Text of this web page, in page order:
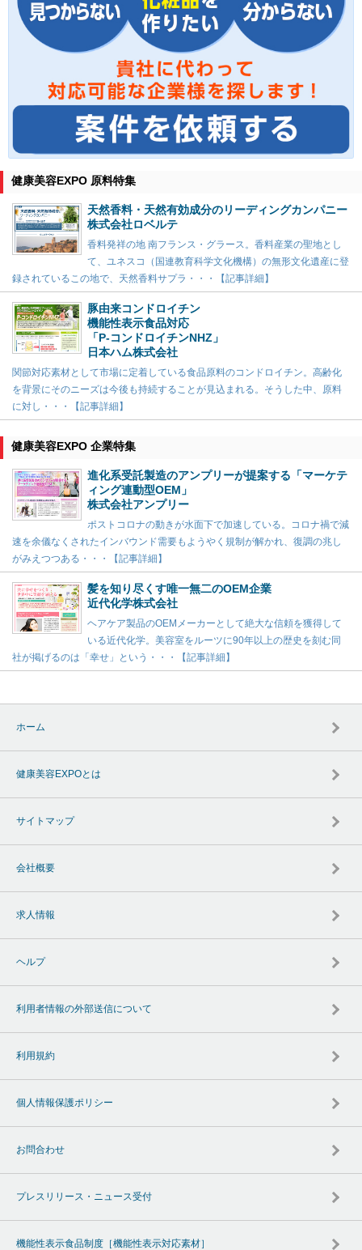
健康美容EXPO 原料特集
天然香料・天然有効成分のリーディングカンパニー
株式会社ロベルテ
香料発祥の地 南フランス・グラース。香料産業の聖地とし
て、ユネスコ（国連教育科学文化機構）の無形文化遺産に登
録されているこの地で、天然香料サプラ・・・【記事詳細】
豚由来コンドロイチン
機能性表示食品対応
「P-コンドロイチンNHZ」
日本ハム株式会社
関節対応素材として市場に定着している食品原料のコンドロイチン。高齢化
を背景にそのニーズは今後も持続することが見込まれる。そうした中、原料
に対し・・・【記事詳細】
健康美容EXPO 企業特集
進化系受託製造のアンプリーが提案する「マーケテ
ィング連動型OEM」
株式会社アンプリー
ポストコロナの動きが水面下で加速している。コロナ禍で減
速を余儀なくされたインバウンド需要もようやく規制が解かれ、復調の兆し
がみえつつある・・・【記事詳細】
髪を知り尽くす唯一無二のOEM企業
近代化学株式会社
ヘアケア製品のOEMメーカーとして絶大な信頼を獲得して
いる近代化学。美容室をルーツに90年以上の歴史を刻む同
社が掲げるのは「幸せ」という・・・【記事詳細】
ホーム
健康美容EXPOとは
サイトマップ
会社概要
求人情報
ヘルプ
利用者情報の外部送信について
利用規約
個人情報保護ポリシー
お問合わせ
プレスリリース・ニュース受付
機能性表示食品制度［機能性表示対応素材］